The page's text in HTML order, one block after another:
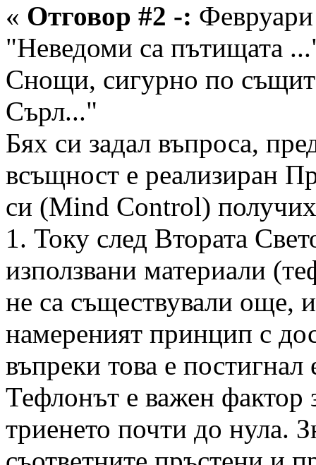
« Отговор #2 -:
"Неведоми са пътищата
Снощи, сигурно по
Сърл..."
Бях си задал въпроса,
всъщност е реализиран
си (Mind Control)
1. Току след Втората
използвани материали
не са съществували още,
намереният принцип с
въпреки това е постигнал
Тефлонът е важен фактор
триенето почти до нула.